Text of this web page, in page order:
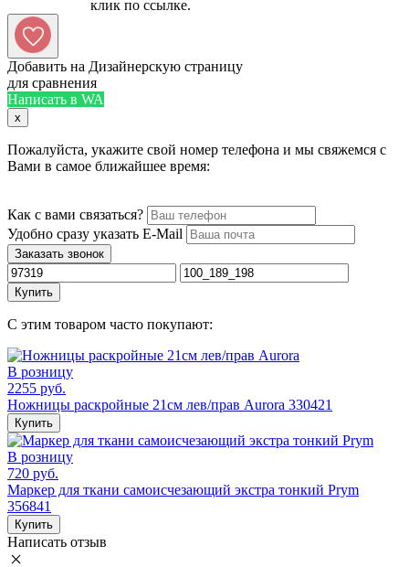
Добавить на Дизайнерскую страницу
для сравнения
Написать в WA
x
Пожалуйста, укажите свой номер телефона и мы свяжемся с
Вами в самое ближайшее время:
Как с вами связаться?
Удобно сразу указать E-Mail
Заказать звонок
Купить
С этим товаром часто покупают:
В розницу
2255 руб.
Ножницы раскройные 21см лев/прав Aurora 330421
Купить
В розницу
720 руб.
Маркер для ткани самоисчезающий экстра тонкий Prym
356841
Купить
Написать отзыв